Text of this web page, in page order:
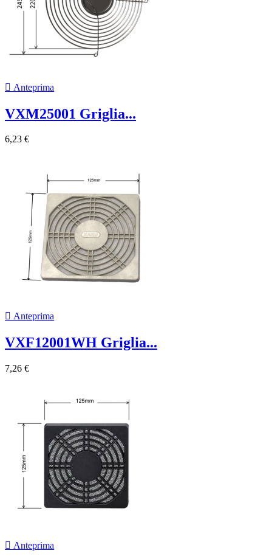
 Anteprima
VXM25001 Griglia...
6,23 €
 Anteprima
VXF12001WH Griglia...
7,26 €
 Anteprima